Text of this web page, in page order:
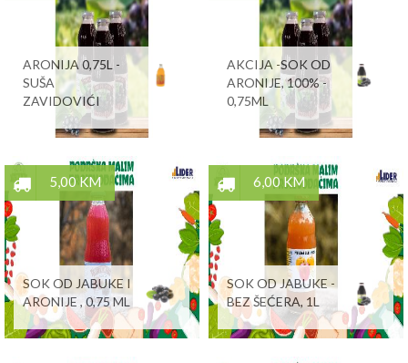
ARONIJA 0,75L -
SUŠA
ZAVIDOVIĆI
AKCIJA -SOK OD
ARONIJE, 100% -
0,75ML
5,00 KM
SOK OD JABUKE I
ARONIJE , 0,75 ML
6,00 KM
SOK OD JABUKE -
BEZ ŠEĆERA, 1L